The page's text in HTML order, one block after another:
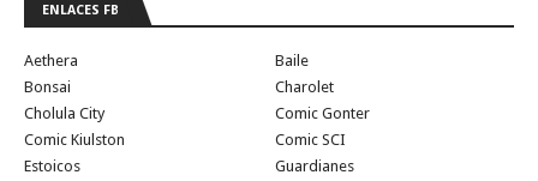
ENLACES FB
Aethera
Baile
Bonsai
Charolet
Cholula City
Comic Gonter
Comic Kiulston
Comic SCI
Estoicos
Guardianes